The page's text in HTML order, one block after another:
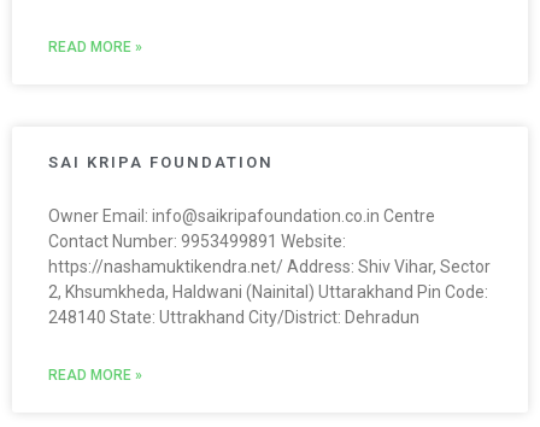
READ MORE »
SAI KRIPA FOUNDATION
Owner Email: info@saikripafoundation.co.in Centre
Contact Number: 9953499891 Website:
https://nashamuktikendra.net/ Address: Shiv Vihar, Sector
2, Khsumkheda, Haldwani (Nainital) Uttarakhand Pin Code:
248140 State: Uttrakhand City/District: Dehradun
READ MORE »